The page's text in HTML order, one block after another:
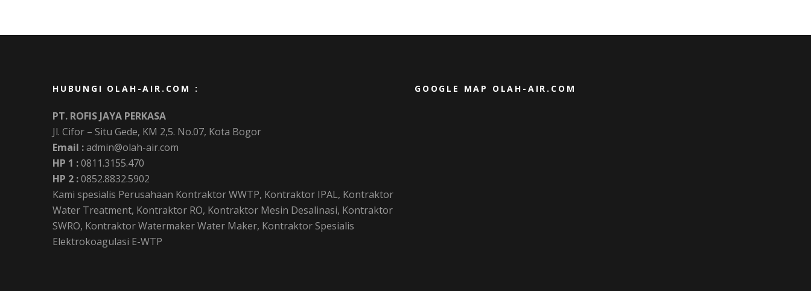
HUBUNGI OLAH-AIR.COM :
PT. ROFIS JAYA PERKASA
Jl. Cifor – Situ Gede, KM 2,5. No.07, Kota Bogor
Email :admin@olah-air.com
HP 1 :0811.3155.470
HP 2 :0852.8832.5902
Kami spesialis Perusahaan Kontraktor WWTP, Kontraktor IPAL, Kontraktor
Water Treatment, Kontraktor RO, Kontraktor Mesin Desalinasi, Kontraktor
SWRO, Kontraktor Watermaker Water Maker, Kontraktor Spesialis
Elektrokoagulasi E-WTP
GOOGLE MAP OLAH-AIR.COM